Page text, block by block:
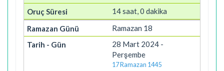
14 saat, 0 dakika
Ramazan 18
28 Mart 2024 -
Perşembe
17 Ramazan 1445